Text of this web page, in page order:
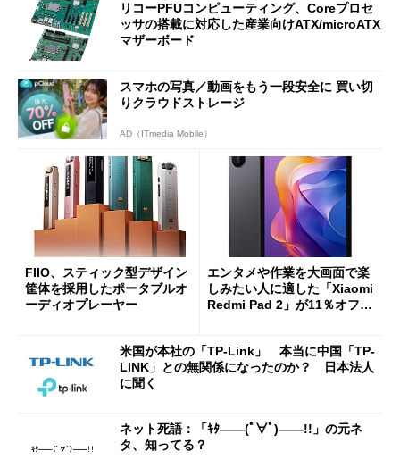
リコーPFUコンピューティング、Coreプロセ
ッサの搭載に対応した産業向けATX/microATX
マザーボード
スマホの写真／動画をもう一段安全に 買い切
りクラウドストレージ
AD（ITmedia Mobile）
FIIO、スティック型デザイン
筐体を採用したポータブルオ
ーディオプレーヤー
エンタメや作業を大画面で楽
しみたい人に適した「Xiaomi
Redmi Pad 2」が11％オフの
米国が本社の「TP-Link」 本当に中国「TP-
LINK」との無関係になったのか？ 日本法人
に聞く
ネット死語：「ｷﾀ――(ﾟ∀ﾟ)――!!」の元ネ
タ、知ってる？